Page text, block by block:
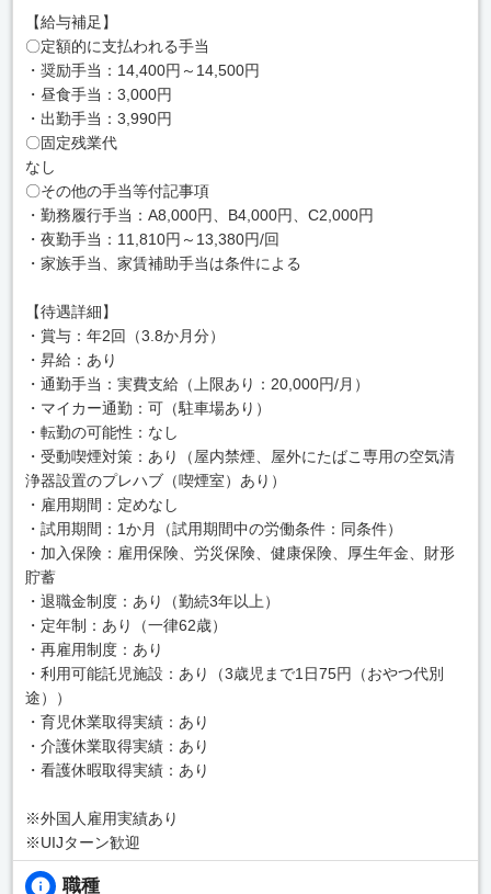
【給与補足】
〇定額的に支払われる手当
・奨励手当：14,400円～14,500円
・昼食手当：3,000円
・出勤手当：3,990円
〇固定残業代
なし
〇その他の手当等付記事項
・勤務履行手当：A8,000円、B4,000円、C2,000円
・夜勤手当：11,810円～13,380円/回
・家族手当、家賃補助手当は条件による
【待遇詳細】
・賞与：年2回（3.8か月分）
・昇給：あり
・通勤手当：実費支給（上限あり：20,000円/月）
・マイカー通勤：可（駐車場あり）
・転勤の可能性：なし
・受動喫煙対策：あり（屋内禁煙、屋外にたばこ専用の空気清
浄器設置のプレハブ（喫煙室）あり）
・雇用期間：定めなし
・試用期間：1か月（試用期間中の労働条件：同条件）
・加入保険：雇用保険、労災保険、健康保険、厚生年金、財形
貯蓄
・退職金制度：あり（勤続3年以上）
・定年制：あり（一律62歳）
・再雇用制度：あり
・利用可能託児施設：あり（3歳児まで1日75円（おやつ代別
途））
・育児休業取得実績：あり
・介護休業取得実績：あり
・看護休暇取得実績：あり
※外国人雇用実績あり
※UIJターン歓迎
職種